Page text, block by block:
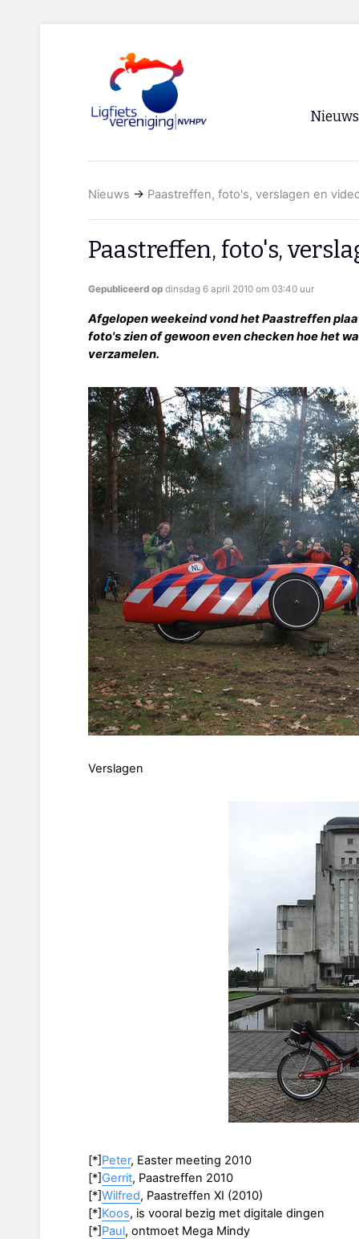
Nieuws
RSS
Nieuws → Paastreffen, foto's, verslagen en
Paastreffen, foto's,
Gepubliceerd op dinsdag 6 april 2010 om 03:40 uur
Afgelopen weekeind vond het Paastreffen
foto's zien of gewoon even checken hoe het
verzamelen.
Verslagen
[*]Peter, Easter meeting 2010
[*]Gerrit, Paastreffen 2010
[*]Wilfred, Paastreffen XI (2010)
[*]Koos, is vooral bezig met digitale dingen
[*]Paul, ontmoet Mega Mindy